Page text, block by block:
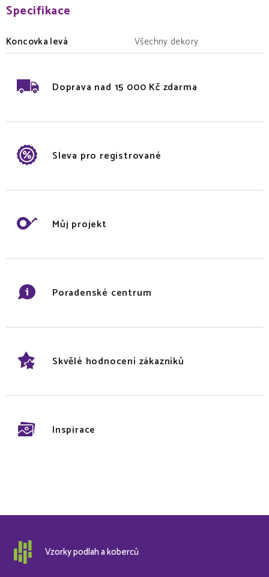
Specifikace
Koncovka levá Všechny dekory
Doprava nad 15 000 Kč zdarma
Sleva pro registrované
Můj projekt
Poradenské centrum
Skvělé hodnocení zákazníků
Inspirace
Vzorky podlah a koberců